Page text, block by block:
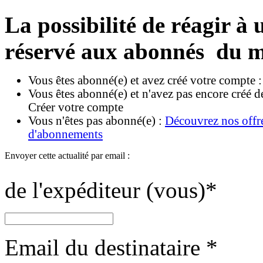
La possibilité de réagir à
réservé aux abonnés du
Vous êtes abonné(e) et avez créé votre compte
Vous êtes abonné(e) et n'avez pas encore créé
Créer votre compte
Vous n'êtes pas abonné(e) : Découvrez nos
d'abonnements
Envoyer cette actualité par email :
de l'expéditeur (vous)*
Email du destinataire *